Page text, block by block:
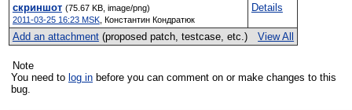
скриншот (75.67 KB, image/png)
2011-03-25 16:23 MSK, Константин Кондратюк
Details
View All
Add an attachment(proposed patch, testcase, etc.)
Note
You need to log in
bug.